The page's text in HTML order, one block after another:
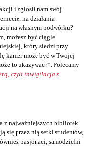
i zgłosił nam swój
na działania
na własnym podwórku?
możesz być ciągle
który siedzi przy
kamer może być w Twojej
to ukazywać?”. Polecamy
czyli inwigilacja z
z najważniejszych bibliotek
się przez nią setki studentów,
pasjonaci, samodzielni